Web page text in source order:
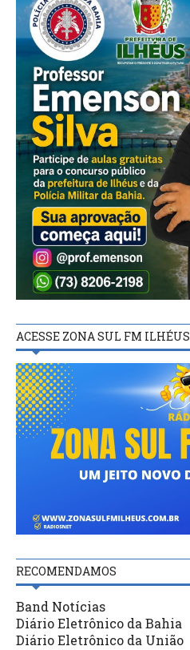
ACESSE ZONA SUL FM ILHÉUS
RECOMENDAMOS
Band Notícias
Diário Eletrônico da Bahia
Diário Eletrônico da União